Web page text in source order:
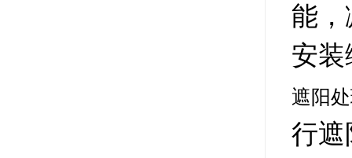
能，
安装
遮阳
行遮